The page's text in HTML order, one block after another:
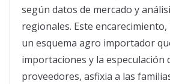
según datos de mercado y
regionales. Este
un esquema agro importador
importaciones y la especulación
proveedores, asfixia a las